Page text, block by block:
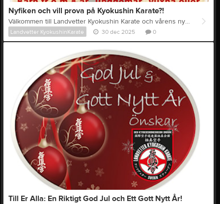
Nyfiken och vill prova på Kyokushin Karate?!
Välkommen till Landvetter Kyokushin Karate och vårens nybörjarkurs för barn fr o m 8 år, ungdomar, vuxna eller varför inte hela familjen tillsammans. Start onsdagen den 7/1 kl 18.00. Träningstider är onsdagar 18.00-19.15 samt söndagar 15.00-16.00. Antal platser är begränsade varför anmälan måste göras i förväg via mail till info@landvetterkarate.se eller genom att ringa 0705-526180. (Johan) All träning sker i egen Dojo på Magasinsvägen 9 i Landvetter. Varmt Välkomna
Landvetter KyokushinKarate 30 dec 2025 0
Till Er Alla: En Riktigt God Jul och Ett Gott Nytt År!